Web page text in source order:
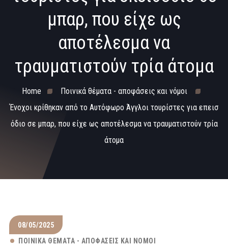
μπαρ, που είχε ως
αποτέλεσμα να
τραυματιστούν τρία άτομα
Home
Ποινικά θέματα - αποφάσεις και νόμοι
Ένοχοι κρίθηκαν από το Αυτόφωρο Άγγλοι τουρίστες για επεισ
όδιο σε μπαρ, που είχε ως αποτέλεσμα να τραυματιστούν τρία
άτομα
08/05/2025
ΠΟΙΝΙΚΆ ΘΈΜΑΤΑ - ΑΠΟΦΆΣΕΙΣ ΚΑΙ ΝΌΜΟΙ